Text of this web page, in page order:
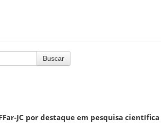
Buscar
JC por destaque em pesquisa científica